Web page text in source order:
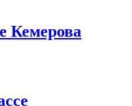
Кемерова